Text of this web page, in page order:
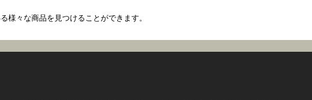
様々な商品を見つけることができます。